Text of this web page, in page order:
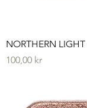
NORTHERN
Pris
100,00 kr